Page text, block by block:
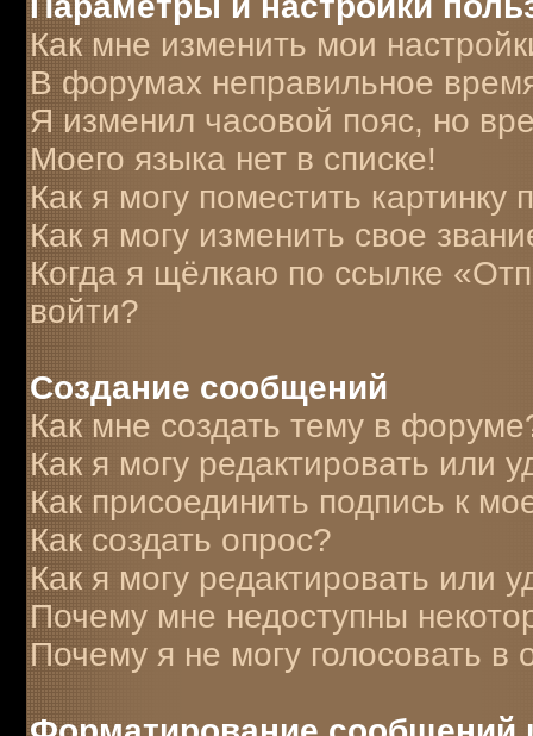
Как мне изменить мои
В форумах неправильное
Я изменил часовой пояс, но
Моего языка нет в списке!
Как я могу поместить
Как я могу изменить свое
Когда я щёлкаю по ссылке
войти?
Создание сообщений
Как мне создать тему в
Как я могу редактировать или
Как присоединить подпись к
Как создать опрос?
Как я могу редактировать или
Почему мне недоступны
Почему я не могу голосовать в